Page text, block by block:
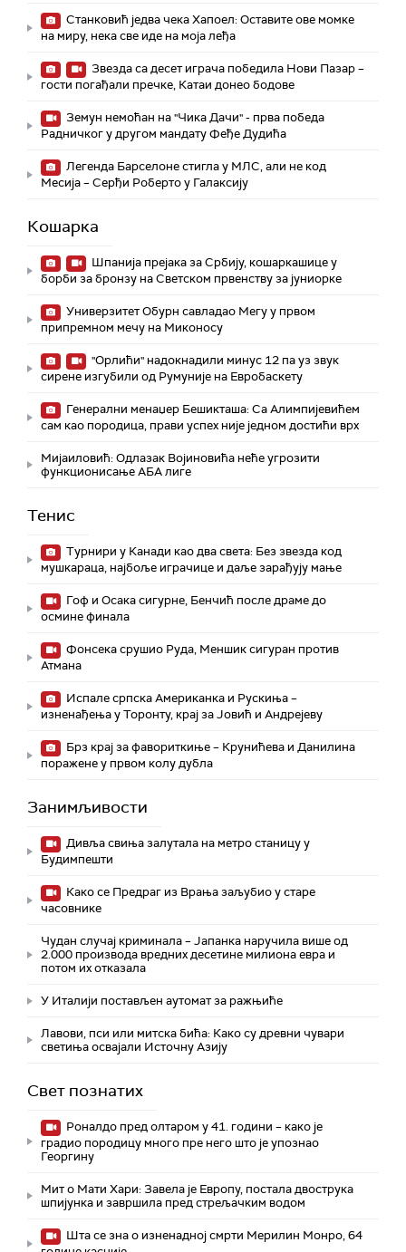
Станковић једва чека Хапоел: Оставите ове момке
на миру, нека све иде на моја леђа
Звезда са десет играча победила Нови Пазар –
гости погађали пречке, Катаи донео бодове
Земун немоћан на "Чика Дачи" - прва победа
Радничког у другом мандату Феђе Дудића
Легенда Барселоне стигла у МЛС, али не код
Месија – Серђи Роберто у Галаксију
Кошарка
Шпанија прејакa за Србију, кошаркашице у
борби за бронзу на Светском првенству за јуниорке
Универзитет Обурн савладао Мегу у првом
припремном мечу на Миконосу
"Орлићи" надокнадили минус 12 па уз звук
сирене изгубили од Румуније на Евробаскету
Генерални менаџер Бешикташа: Са Алимпијевићем
сам као породица, прави успех није једном достићи врх
Мијаиловић: Одлазак Војиновића неће угрозити
функционисање АБА лиге
Тенис
Турнири у Канади као два света: Без звезда код
мушкараца, најбоље играчице и даље зарађују мање
Гоф и Осака сигурне, Бенчић после драме до
осмине финала
Фонсека срушио Руда, Меншик сигуран против
Атмана
Испале српска Американка и Рускиња –
изненађења у Торонту, крај за Јовић и Андрејеву
Брз крај за фавориткиње – Крунићева и Данилина
поражене у првом колу дубла
Занимљивости
Дивља свиња залутала на метро станицу у
Будимпешти
Како се Предраг из Врања заљубио у старе
часовнике
Чудан случај криминала – Јапанка наручила више од
2.000 производа вредних десетине милиона евра и
потом их отказала
У Италији постављен аутомат за ражњиће
Лавови, пси или митска бића: Како су древни чувари
светиња освајали Источну Азију
Свет познатих
Роналдо пред олтаром у 41. години – како је
градио породицу много пре него што је упознао
Георгину
Мит о Мати Хари: Завела је Европу, постала двострука
шпијунка и завршила пред стрељачким водом
Шта се зна о изненадној смрти Мерилин Монро, 64